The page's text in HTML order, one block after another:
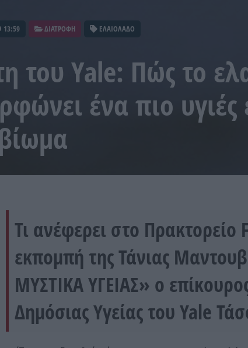
13:59 ΔΙΑΤΡΟΦΗ ΕΛΑΙΟΛΑΔΟ
του Yale: Πώς το
ένα πιο υγιές
Τι ανέφερει στο Πρακτορείο
εκπομπή της Τάνιας
ΜΥΣΤΙΚΑ ΥΓΕΙΑΣ» ο
Δημόσιας Υγείας του Yale